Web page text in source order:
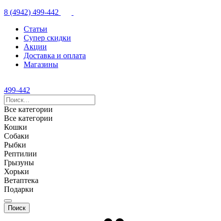
8 (4942) 499-442
Статьи
Супер скидки
Акции
Доставка и оплата
Магазины
499-442
Все категории
Все категории
Кошки
Собаки
Рыбки
Рептилии
Грызуны
Хорьки
Ветаптека
Подарки